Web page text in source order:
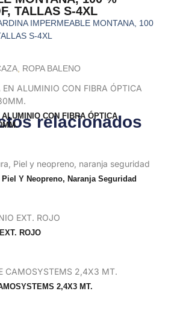
TALLAS S-4XL
IMPERMEABLE MONTANA, 100
S-4XL
, ROPA BALENO
relacionados
CON FIBRA ÓPTICA
Y Neopreno, Naranja Seguridad
ROJO
2,4X3 MT.